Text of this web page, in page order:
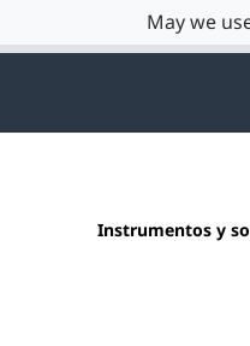
Instrumentos y
May we